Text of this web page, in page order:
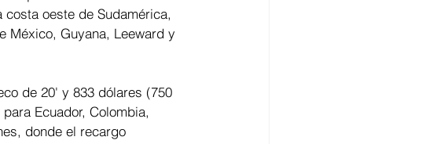
oeste de Sudamérica,
México, Guyana, Leeward y
de 20' y 833 dólares (750
Ecuador, Colombia,
donde el recargo